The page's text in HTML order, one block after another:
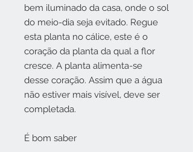
bem iluminado da casa, onde o sol
do meio-dia seja evitado. Regue
esta planta no cálice, este é o
coração da planta da qual a flor
cresce. A planta alimenta-se
desse coração. Assim que a água
não estiver mais visível, deve ser
completada.
É bom saber